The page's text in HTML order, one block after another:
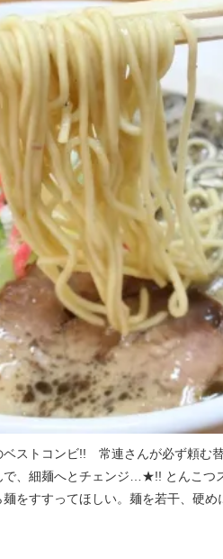
ストコンビ!! 常連さんが必ず頼む
、細麺へとチェンジ…★!! とんこつ
をすすってほしい。麺を若干、硬